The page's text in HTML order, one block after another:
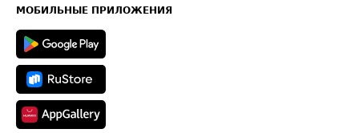
Техническая информация
МОБИЛЬНЫЕ ПРИЛОЖЕНИЯ